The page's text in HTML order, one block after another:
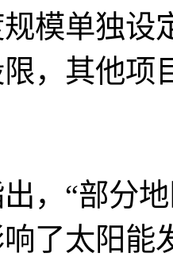
模单独设
，其他项
“部分地
了太阳能